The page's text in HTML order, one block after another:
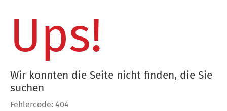
Ups!
Wir konnten die Seite nicht finden, die Sie
suchen
Fehlercode: 404